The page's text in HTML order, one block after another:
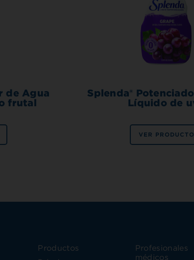
de Agua
frutal
Splenda®
Líquido de
VER PRODUCTO
Productos
Profesionales
médicos